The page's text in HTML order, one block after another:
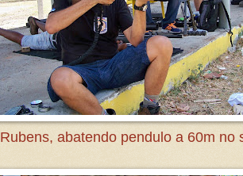
Rubens, abatendo pendulo a 60m no